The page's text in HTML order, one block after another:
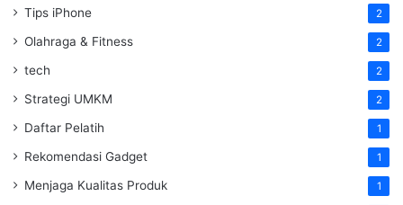
Tips iPhone 2
Olahraga & Fitness 2
tech 2
Strategi UMKM 2
Daftar Pelatih 1
Rekomendasi Gadget 1
Menjaga Kualitas Produk 1